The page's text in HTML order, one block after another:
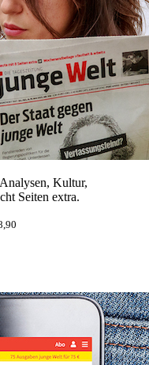
Kultur,
Seiten extra.